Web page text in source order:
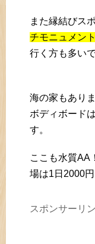
また縁結びス
チモニュメン
行く方も多い
海の家もあり
ボディボード
す。
ここも水質AA
場は1日2000
スポンサーリ